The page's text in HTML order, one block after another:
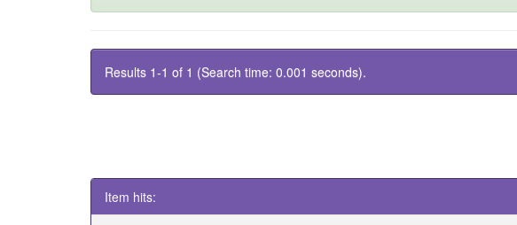
Results 1-1 of 1 (Search time: 0.001 seconds).
Item hits: